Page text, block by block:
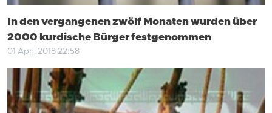
In den vergangenen zwölf Monaten wurden über
2000 kurdische Bürger festgenommen
01 April 2018 22:58